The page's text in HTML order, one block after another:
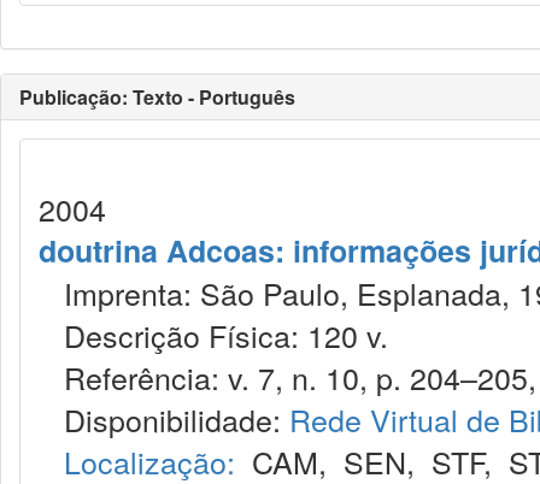
Publicação: Texto - Português
2004
doutrina Adcoas: informações
Imprenta: São Paulo, Esplanada,
Descrição Física: 120 v.
Referência: v. 7, n. 10, p.
Disponibilidade: Rede Virtual de
Localização: CAM, SEN, STF,